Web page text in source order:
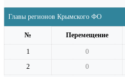
Главы регионов Крымского ФО
№ Перемещение
1 0
2 0